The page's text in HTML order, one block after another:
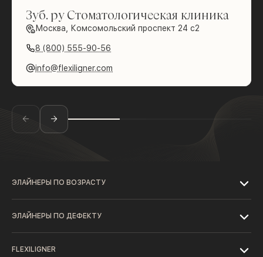
Зуб. ру Стоматологическая клиника
Москва, Комсомольский проспект 24 с2
8 (800) 555-90-56
info@flexiligner.com
ЭЛАЙНЕРЫ ПО ВОЗРАСТУ
ЭЛАЙНЕРЫ ПО ДЕФЕКТУ
FLEXILIGNER